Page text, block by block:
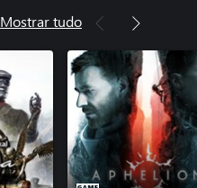
Mostrar tudo